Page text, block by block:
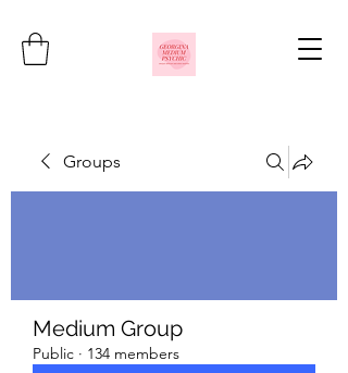
Groups
Medium Group
Public · 134 members